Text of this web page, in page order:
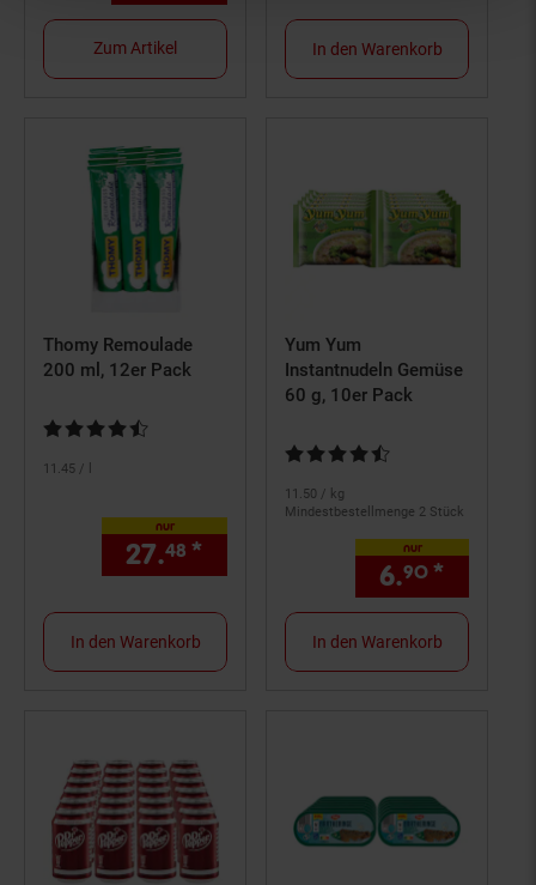
Zum Artikel In den Warenkorb
Thomy Remoulade
200 ml, 12er Pack
Kundenbewertung: 4,57 von 5 Sternen
11.45 / l
nur
27.48 * € Sternchen
In den Warenkorb
Yum Yum
Instantnudeln Gemüse
60 g, 10er Pack
Kundenbewertung: 4,5 von 5
11.50 / kg
Mindestbestellmenge 2 Stück
nur
6.90 *
In den Warenkorb